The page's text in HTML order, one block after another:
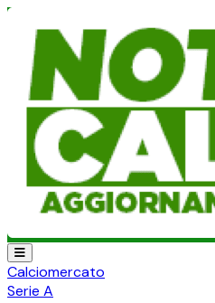
Calciomercato
Serie A